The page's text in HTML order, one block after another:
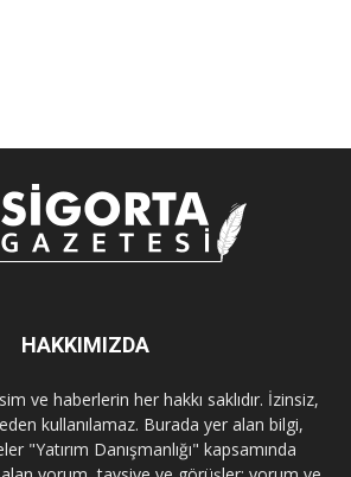
HAKKIMIZDA
ve haberlerin her hakkı saklıdır. İzinsiz,
kullanılamaz. Burada yer alan bilgi,
"Yatırım Danışmanlığı" kapsamında